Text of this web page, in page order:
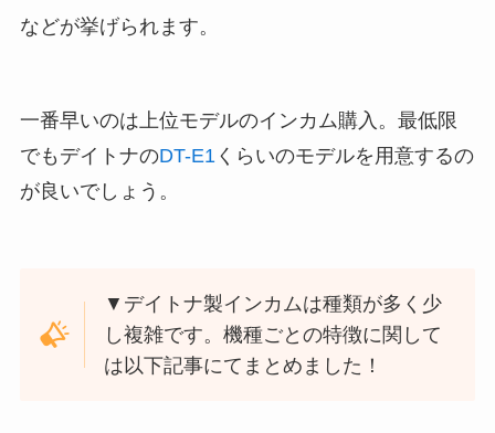
などが挙げられます。
一番早いのは上位モデルのインカム購入。最低限
でもデイトナのDT-E1くらいのモデルを用意するの
が良いでしょう。
▼デイトナ製インカムは種類が多く少
し複雑です。機種ごとの特徴に関して
は以下記事にてまとめました！